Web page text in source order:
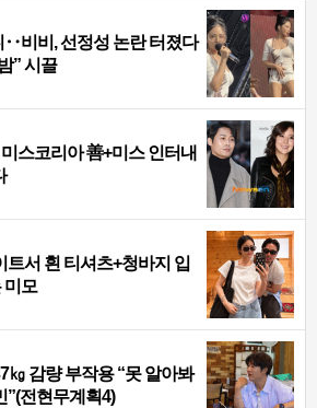
‥비비, 선정성 논란 터졌다
” 시끌
미스코리아 善+미스 인터내
트서 흰 티셔츠+청바지 입
미모
감량 부작용 “못 알아봐
”(전현무계획4)